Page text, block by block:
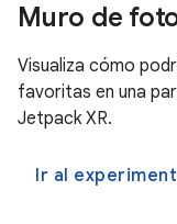
Muro de
Visualiza cómo
favoritas en una
Jetpack XR.
Ir al